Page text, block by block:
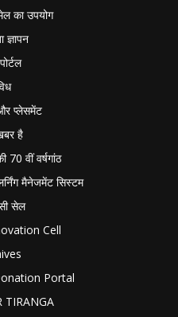
का उपयोग
ज्ञापन
प्लेसमेंट
है
70 वीं वर्षगांठ
मैनेजमेंट सिस्टम
सेल
Cell
Portal
TIRANGA